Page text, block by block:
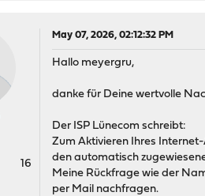
16
May 07, 2026, 02:12:32 PM
Hallo meyergru,
danke für Deine wertvolle
Der ISP Lünecom schreibt:
Zum Aktivieren Ihres
den automatisch
Meine Rückfrage wie der
per Mail nachfragen.